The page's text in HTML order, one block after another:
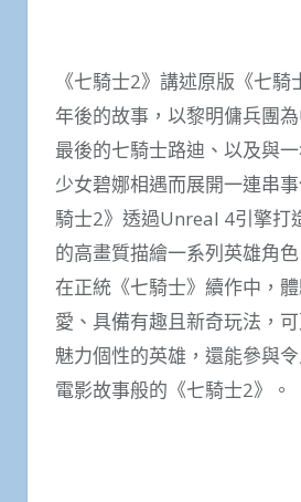
《七騎士2》講述原版《七
年後的故事，以黎明傭兵團
最後的七騎士路迪、以及與
少女碧娜相遇而展開一連串
騎士2》透過Unreal 4引擎打
的高畫質描繪一系列英雄角
在正統《七騎士》續作中，
愛、具備有趣且新奇玩法，
魅力個性的英雄，還能參與
電影故事般的《七騎士2》。